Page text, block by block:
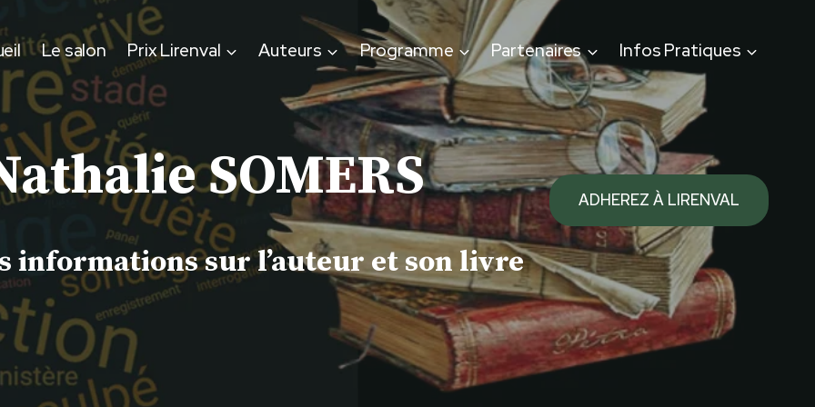
Le salon Prix Lirenval Auteurs Programme Partenaires Infos Pratiques
ADHEREZ À LIRENVAL
SOMERS
informations sur l’auteur et son livre